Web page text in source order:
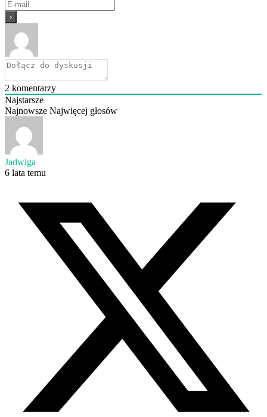
2 komentarzy
Najstarsze
Najnowsze Najwięcej głosów
Jadwiga
6 lata temu